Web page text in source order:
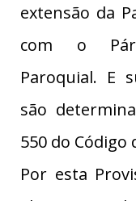
extensão da
com o
Paroquial. E
são
550 do Código
Por esta